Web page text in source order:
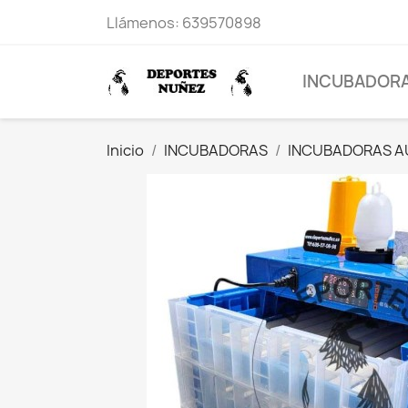
Llámenos: 639570898
Inicio INCUBADORAS INCUBADORAS